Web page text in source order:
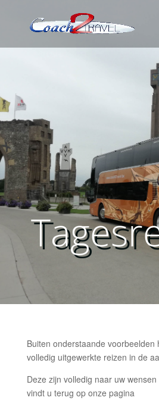
Buiten onderstaande voorbeelden
volledig uitgewerkte reizen in de
Deze zijn volledig naar uw
vindt u terug op onze pagina